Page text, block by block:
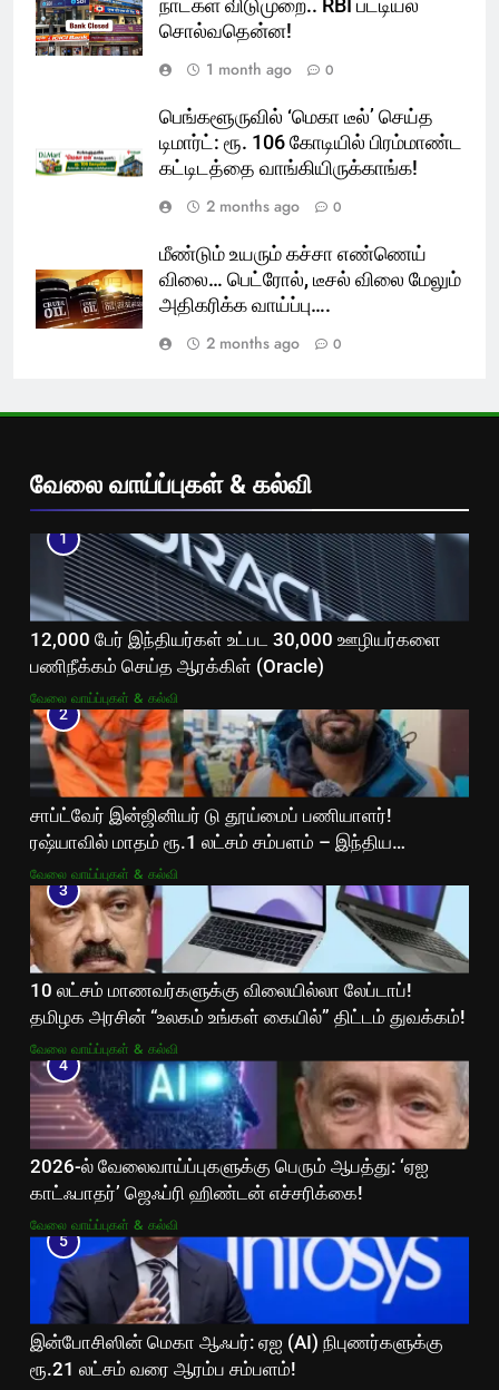
நாட்கள் விடுமுறை.. RBI பட்டியல்
சொல்வதென்ன!
1 month ago
0
பெங்களூருவில் ‘மெகா டீல்’ செய்த
டிமார்ட்: ரூ. 106 கோடியில் பிரம்மாண்ட
கட்டிடத்தை வாங்கியிருக்காங்க!
2 months ago
0
மீண்டும் உயரும் கச்சா எண்ணெய்
விலை… பெட்ரோல், டீசல் விலை மேலும்
அதிகரிக்க வாய்ப்பு….
2 months ago
0
வேலை வாய்ப்புகள் & கல்வி
1
12,000 பேர் இந்தியர்கள் உட்பட 30,000 ஊழியர்களை
பணிநீக்கம் செய்த ஆரக்கிள் (Oracle)
வேலை வாய்ப்புகள் & கல்வி
2
சாப்ட்வேர் இன்ஜினியர் டு தூய்மைப் பணியாளர்!
ரஷ்யாவில் மாதம் ரூ.1 லட்சம் சம்பளம் – இந்திய
இளைஞரின் வைரல் கதை!
வேலை வாய்ப்புகள் & கல்வி
3
10 லட்சம் மாணவர்களுக்கு விலையில்லா லேப்டாப்!
தமிழக அரசின் “உலகம் உங்கள் கையில்” திட்டம் துவக்கம்!
வேலை வாய்ப்புகள் & கல்வி
4
2026-ல் வேலைவாய்ப்புகளுக்கு பெரும் ஆபத்து: ‘ஏஐ
காட்ஃபாதர்’ ஜெஃப்ரி ஹிண்டன் எச்சரிக்கை!
வேலை வாய்ப்புகள் & கல்வி
5
இன்போசிஸின் மெகா ஆஃபர்: ஏஐ (AI) நிபுணர்களுக்கு
ரூ.21 லட்சம் வரை ஆரம்ப சம்பளம்!